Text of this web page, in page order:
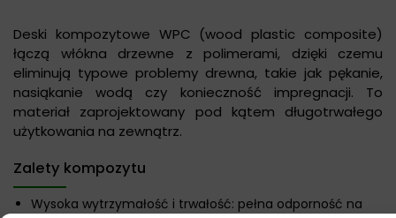
Deski kompozytowe WPC (wood plastic composite)
łączą włókna drzewne z polimerami, dzięki czemu
eliminują typowe problemy drewna, takie jak pękanie,
nasiąkanie wodą czy konieczność impregnacji. To
materiał zaprojektowany pod kątem długotrwałego
użytkowania na zewnątrz.
Zalety kompozytu
Wysoka wytrzymałość i trwałość: pełna odporność na